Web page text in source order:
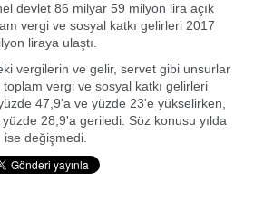
devlet 86 milyar 59 milyon lira açık
vergi ve sosyal katkı gelirleri 2017
liraya ulaştı.
vergilerin ve gelir, servet gibi unsurlar
vergi ve sosyal katkı gelirleri
47,9'a ve yüzde 23'e yükselirken,
yüzde 28,9'a geriledi. Söz konusu yılda
değişmedi.